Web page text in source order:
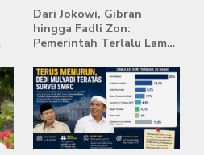
Dari Jokowi, Gibran
hingga Fadli Zon:
Pemerintah Terlalu Lama
Stockpile Batu Bara Masih
Mengepung Candi Muaro
Jambi